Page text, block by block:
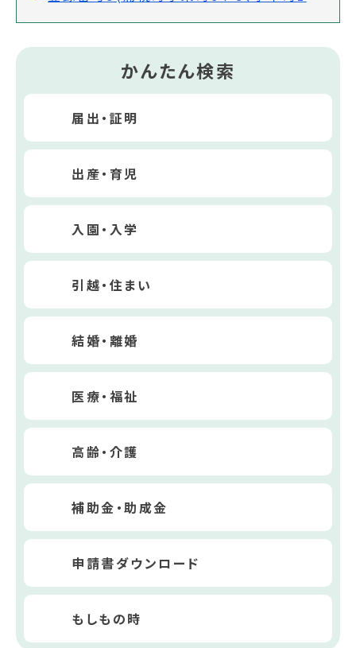
かんたん検索
届出・証明
出産・育児
入園・入学
引越・住まい
結婚・離婚
医療・福祉
高齢・介護
補助金・助成金
申請書ダウンロード
もしもの時